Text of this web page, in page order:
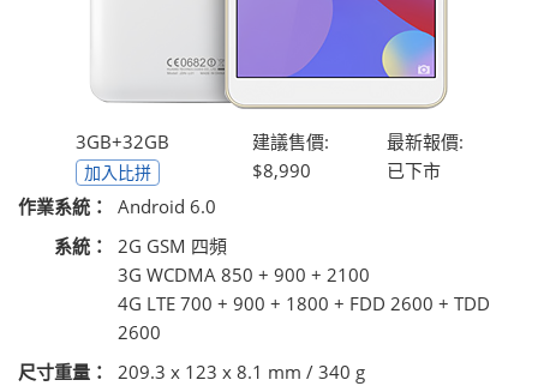
3GB+32GB
加入比拼
建議售價:
$8,990
最新報價:
已下市
作業系統：
Android 6.0
系統：
2G GSM 四頻
3G WCDMA 850 + 900 + 2100
4G LTE 700 + 900 + 1800 + FDD 2600 + TDD
2600
尺寸重量：
209.3 x 123 x 8.1 mm / 340 g